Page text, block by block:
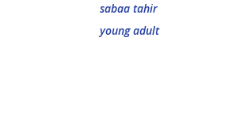
sabaa tahir
young adult